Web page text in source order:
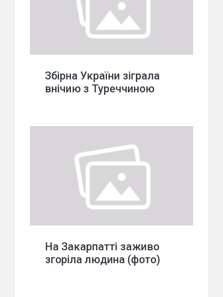
Збірна України зіграла
внічию з Туреччиною
На Закарпатті заживо
згоріла людина (фото)